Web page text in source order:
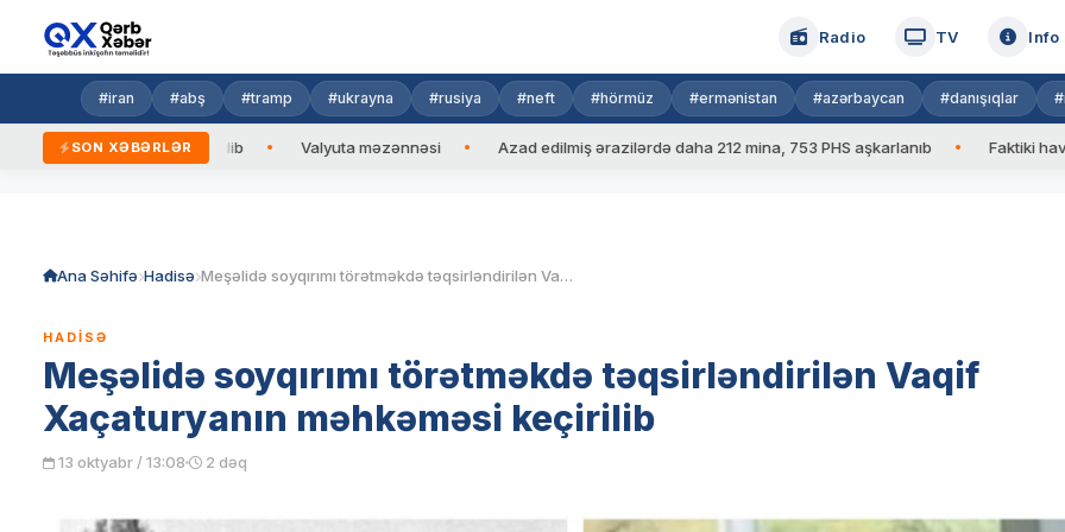
Radio TV Info
#iran #abş #tramp #ukrayna #rusiya #neft #hörmüz #ermənistan #azərbaycan #danışıqlar
SON XƏBƏRLƏR
Prezidentinə zəng edib Valyuta məzənnəsi Azad edilmiş ərazilərdə daha 212 mina, 753 PHS aşkarlanıb Faktiki hava: 39
Ana Səhifə Hadisə Meşəlidə soyqırımı törətməkdə təqsirləndirilən Vaqif Xaçaturyanın məhkəməsi keçirilib
HADISƏ
Meşəlidə soyqırımı törətməkdə təqsirləndirilən Vaqif
Xaçaturyanın məhkəməsi keçirilib
13 oktyabr / 13:08 2 dəq